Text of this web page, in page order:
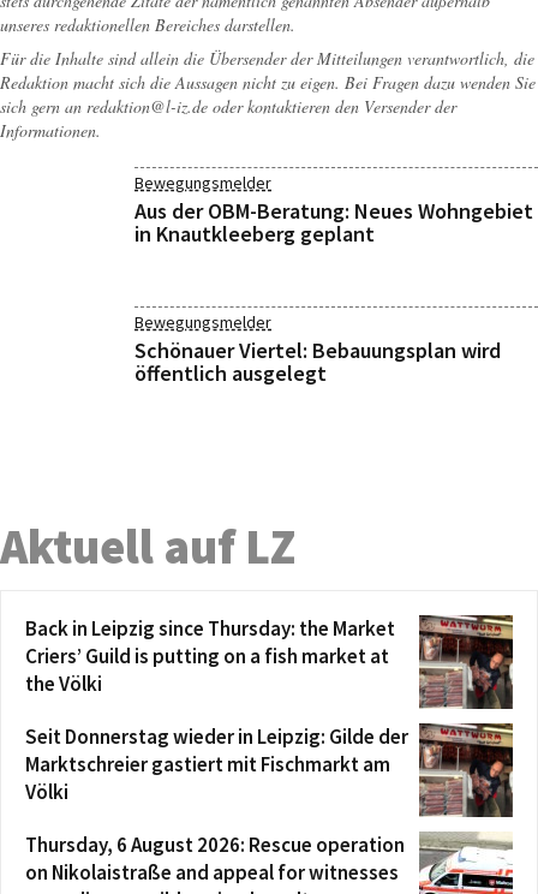
unseres redaktionellen Bereiches darstellen.
Für die Inhalte sind allein die Übersender der Mitteilungen verantwortlich, die
Redaktion macht sich die Aussagen nicht zu eigen. Bei Fragen dazu wenden Sie
sich gern an redaktion@l-iz.de oder kontaktieren den Versender der
Informationen.
Bewegungsmelder
Aus der OBM-Beratung: Neues Wohngebiet
in Knautkleeberg geplant
Bewegungsmelder
Schönauer Viertel: Bebauungsplan wird
öffentlich ausgelegt
Aktuell auf LZ
Back in Leipzig since Thursday: the Market
Criers’ Guild is putting on a fish market at
the Völki
Seit Donnerstag wieder in Leipzig: Gilde der
Marktschreier gastiert mit Fischmarkt am
Völki
Thursday, 6 August 2026: Rescue operation
on Nikolaistraße and appeal for witnesses